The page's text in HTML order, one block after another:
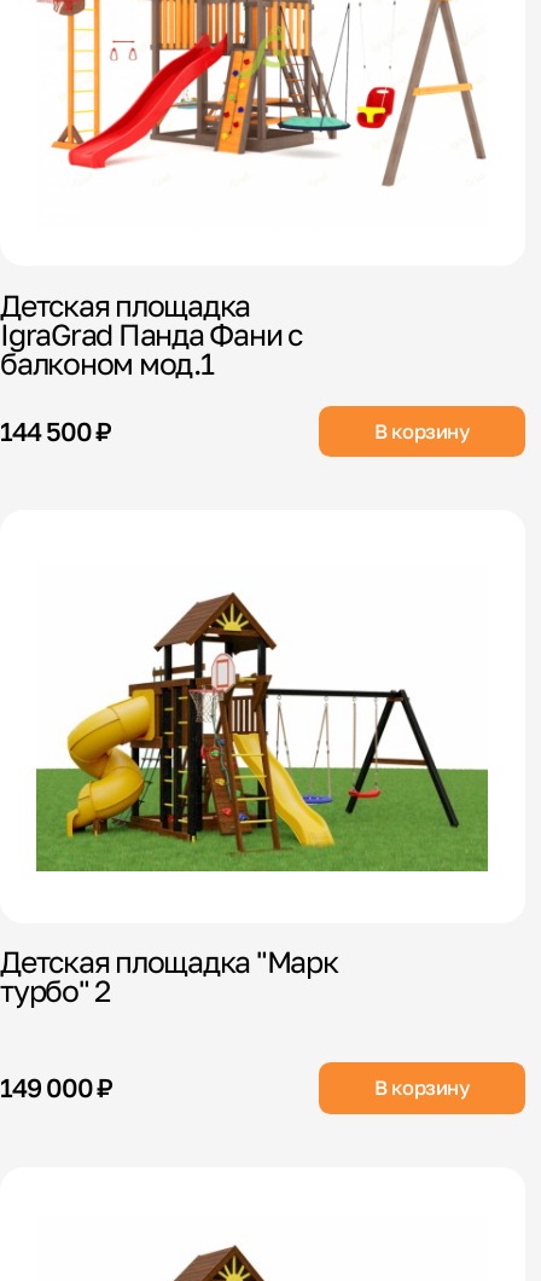
Детская площадка
IgraGrad Панда Фани с
балконом мод.1
144 500 ₽ В корзину
Детская площадка "Марк
турбо" 2
149 000 ₽ В корзину